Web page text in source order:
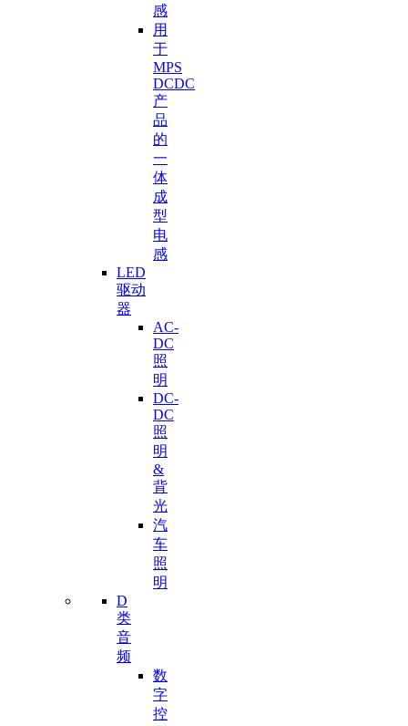
感
用
于
MPS
DCDC
产
品
的
一
体
成
型
电
感
LED
驱动
器
AC-
DC
照
明
DC-
DC
照
明
&
背
光
汽
车
照
明
D
类
音
频
数
字
控